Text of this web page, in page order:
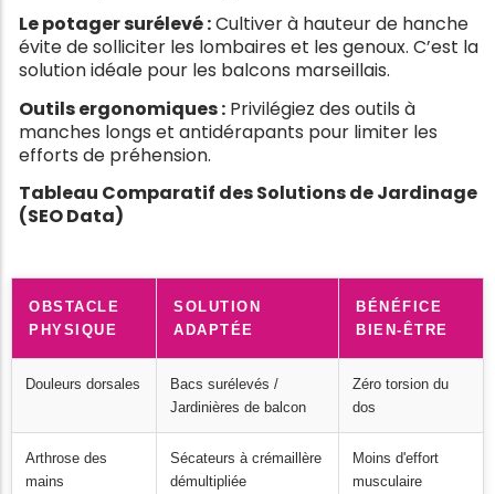
Le potager surélevé :Cultiver à hauteur de hanche
évite de solliciter les lombaires et les genoux. C’est la
solution idéale pour les balcons marseillais.
Outils ergonomiques : Privilégiez des outils à
manches longs et antidérapants pour limiter les
efforts de préhension.
Tableau Comparatif des Solutions de Jardinage
(SEO Data)
OBSTACLE
PHYSIQUE
SOLUTION
ADAPTÉE
BÉNÉFICE
BIEN-ÊTRE
Douleurs dorsales
Bacs surélevés /
Jardinières de balcon
Zéro torsion du
dos
Arthrose des
mains
Sécateurs à crémaillère
démultipliée
Moins d'effort
musculaire